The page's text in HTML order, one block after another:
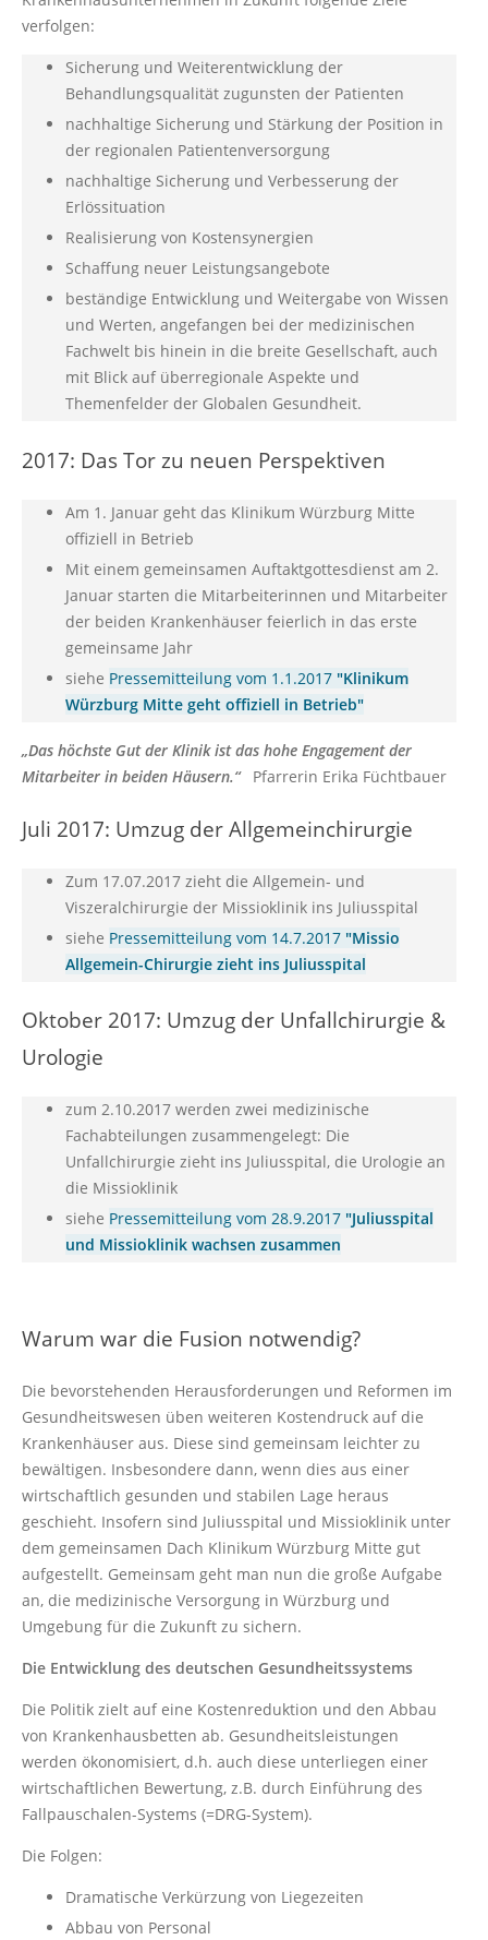
verfolgen:
Sicherung und Weiterentwicklung der
Behandlungsqualität zugunsten der Patienten
nachhaltige Sicherung und Stärkung der Position in
der regionalen Patientenversorgung
nachhaltige Sicherung und Verbesserung der
Erlössituation
Realisierung von Kostensynergien
Schaffung neuer Leistungsangebote
beständige Entwicklung und Weitergabe von Wissen
und Werten, angefangen bei der medizinischen
Fachwelt bis hinein in die breite Gesellschaft, auch
mit Blick auf überregionale Aspekte und
Themenfelder der Globalen Gesundheit.
2017: Das Tor zu neuen Perspektiven
Am 1. Januar geht das Klinikum Würzburg Mitte
offiziell in Betrieb
Mit einem gemeinsamen Auftaktgottesdienst am 2.
Januar starten die Mitarbeiterinnen und Mitarbeiter
der beiden Krankenhäuser feierlich in das erste
gemeinsame Jahr
siehe Pressemitteilung vom 1.1.2017 "Klinikum
Würzburg Mitte geht offiziell in Betrieb"
„Das höchste Gut der Klinik ist das hohe Engagement der
Mitarbeiter in beiden Häusern.“ Pfarrerin Erika Füchtbauer
Juli 2017: Umzug der Allgemeinchirurgie
Zum 17.07.2017 zieht die Allgemein- und
Viszeralchirurgie der Missioklinik ins Juliusspital
siehe Pressemitteilung vom 14.7.2017 "Missio
Allgemein-Chirurgie zieht ins Juliusspital
Oktober 2017: Umzug der Unfallchirurgie &
Urologie
zum 2.10.2017 werden zwei medizinische
Fachabteilungen zusammengelegt: Die
Unfallchirurgie zieht ins Juliusspital, die Urologie an
die Missioklinik
siehe Pressemitteilung vom 28.9.2017 "Juliusspital
und Missioklinik wachsen zusammen
Warum war die Fusion notwendig?
Die bevorstehenden Herausforderungen und Reformen im
Gesundheitswesen üben weiteren Kostendruck auf die
Krankenhäuser aus. Diese sind gemeinsam leichter zu
bewältigen. Insbesondere dann, wenn dies aus einer
wirtschaftlich gesunden und stabilen Lage heraus
geschieht. Insofern sind Juliusspital und Missioklinik unter
dem gemeinsamen Dach Klinikum Würzburg Mitte gut
aufgestellt. Gemeinsam geht man nun die große Aufgabe
an, die medizinische Versorgung in Würzburg und
Umgebung für die Zukunft zu sichern.
Die Entwicklung des deutschen Gesundheitssystems
Die Politik zielt auf eine Kostenreduktion und den Abbau
von Krankenhausbetten ab. Gesundheitsleistungen
werden ökonomisiert, d.h. auch diese unterliegen einer
wirtschaftlichen Bewertung, z.B. durch Einführung des
Fallpauschalen-Systems (=DRG-System).
Die Folgen:
Dramatische Verkürzung von Liegezeiten
Abbau von Personal